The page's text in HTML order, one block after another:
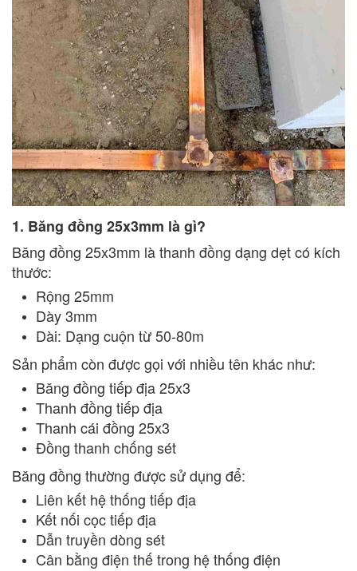
1. Băng đồng 25x3mm là gì?
Băng đồng 25x3mm là thanh đồng dạng dẹt có kích
thước:
Rộng 25mm
Dày 3mm
Dài: Dạng cuộn từ 50-80m
Sản phẩm còn được gọi với nhiều tên khác như:
Băng đồng tiếp địa 25x3
Thanh đồng tiếp địa
Thanh cái đồng 25x3
Đồng thanh chống sét
Băng đồng thường được sử dụng để:
Liên kết hệ thống tiếp địa
Kết nối cọc tiếp địa
Dẫn truyền dòng sét
Cân bằng điện thế trong hệ thống điện